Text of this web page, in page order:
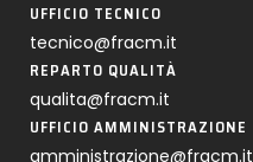
UFFICIO TECNICO
tecnico@fracm.it
REPARTO QUALITÀ
qualita@fracm.it
UFFICIO AMMINISTRAZIONE
amministrazione@fracm.it